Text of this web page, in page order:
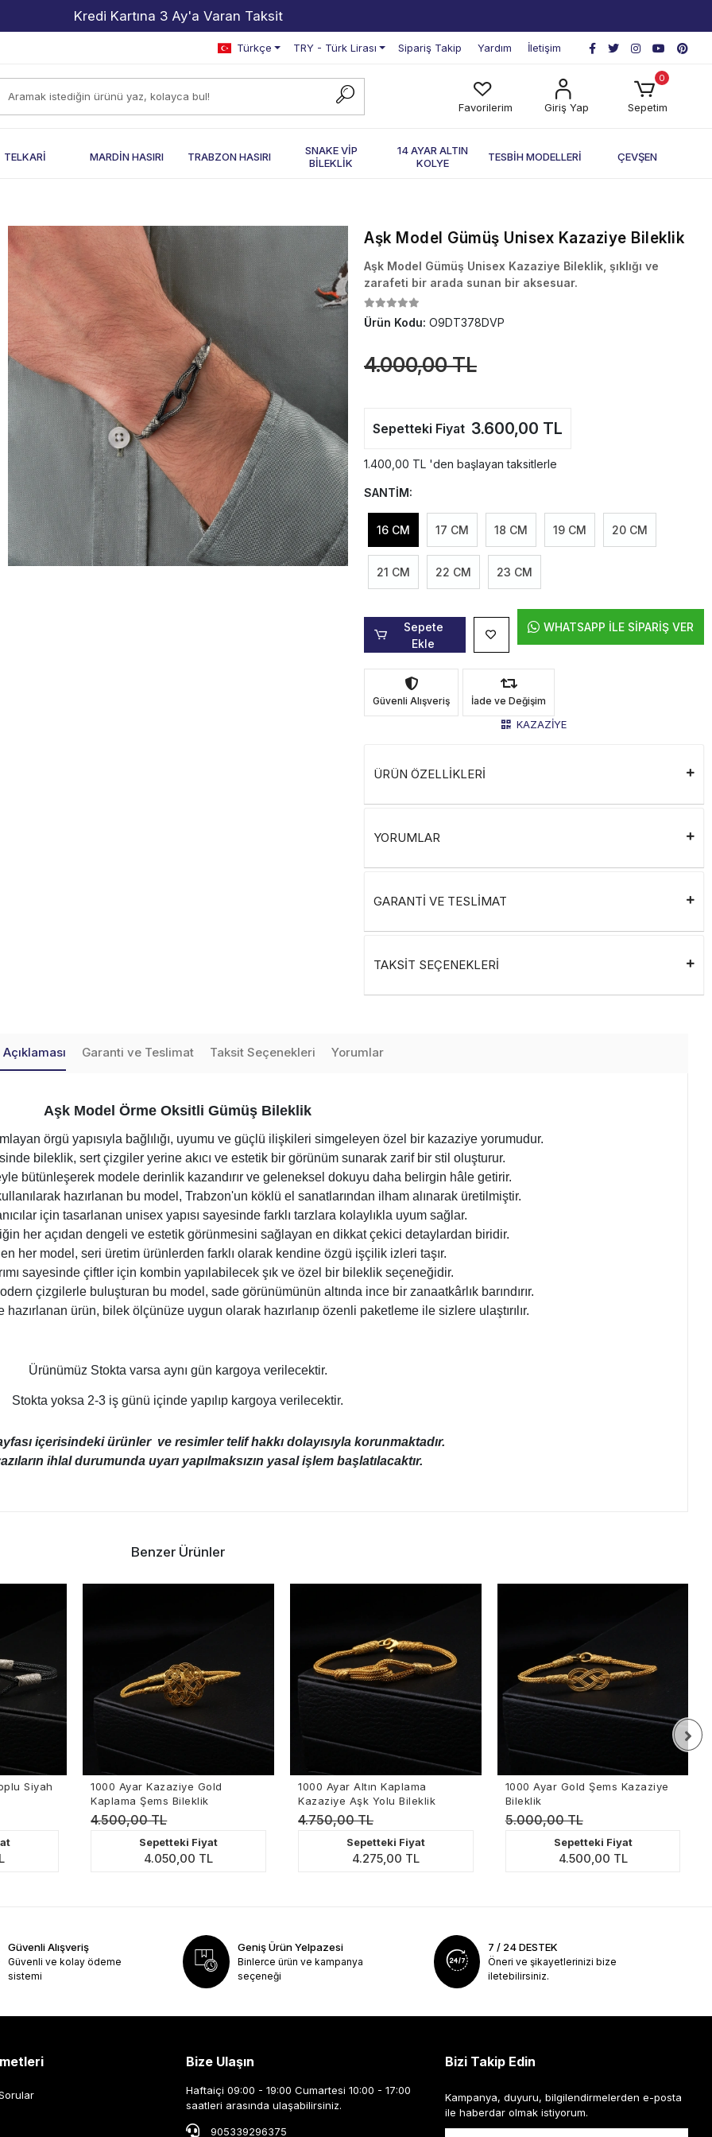
2000 TL ve Üzeri Alışverişlerde Kargo Bedava!
Türkçe TRY - Türk Lirası Sipariş Takip Yardım İletişim
Favorilerim Giriş Yap
0
Sepetim
TELKARİ MARDİN HASIRI TRABZON HASIRI
SNAKE VİP
BİLEKLİK
14 AYAR ALTIN
KOLYE
TESBİH MODELLERİ ÇEVŞEN
Aşk Model Gümüş Unisex Kazaziye Bileklik
Aşk Model Gümüş Unisex Kazaziye Bileklik, şıklığı ve
zarafeti bir arada sunan bir aksesuar.
Ürün Kodu: O9DT378DVP
4.000,00 TL
Sepetteki Fiyat 3.600,00 TL
1.400,00 TL 'den başlayan taksitlerle
SANTİM:
16 CM 17 CM 18 CM 19 CM 20 CM
21 CM 22 CM 23 CM
Sepete
Ekle
WHATSAPP İLE SİPARİŞ VER
Güvenli Alışveriş İade ve Değişim
KAZAZİYE
ÜRÜN ÖZELLİKLERİ
YORUMLAR
GARANTİ VE TESLİMAT
TAKSİT SEÇENEKLERİ
Garanti ve Teslimat Taksit Seçenekleri Yorumlar
Aşk Model Örme Oksitli Gümüş Bileklik
örgü yapısıyla bağlılığı, uyumu ve güçlü ilişkileri simgeleyen özel bir kazaziye yorumudur.
bileklik, sert çizgiler yerine akıcı ve estetik bir görünüm sunarak zarif bir stil oluşturur.
bütünleşerek modele derinlik kazandırır ve geleneksel dokuyu daha belirgin hâle getirir.
hazırlanan bu model, Trabzon'un köklü el sanatlarından ilham alınarak üretilmiştir.
için tasarlanan unisex yapısı sayesinde farklı tarzlara kolaylıkla uyum sağlar.
her açıdan dengeli ve estetik görünmesini sağlayan en dikkat çekici detaylardan biridir.
her model, seri üretim ürünlerden farklı olarak kendine özgü işçilik izleri taşır.
sayesinde çiftler için kombin yapılabilecek şık ve özel bir bileklik seçeneğidir.
çizgilerle buluşturan bu model, sade görünümünün altında ince bir zanaatkârlık barındırır.
ürün, bilek ölçünüze uygun olarak hazırlanıp özenli paketleme ile sizlere ulaştırılır.
Ürünümüz Stokta varsa aynı gün kargoya verilecektir.
Stokta yoksa 2-3 iş günü içinde yapılıp kargoya verilecektir.
içerisindeki ürünler ve resimler telif hakkı dolayısıyla korunmaktadır.
ihlal durumunda uyarı yapılmaksızın yasal işlem başlatılacaktır.
Benzer Ürünler
1000 Ayar Kazaziye Gold
Kaplama Şems Bileklik
4.500,00 TL
Sepetteki Fiyat
4.050,00 TL
1000 Ayar Altın Kaplama
Kazaziye Aşk Yolu Bileklik
4.750,00 TL
Sepetteki Fiyat
4.275,00 TL
1000 Ayar Gold Şems Kazaziye
5.000,00 TL
Sepetteki Fiyat
4.500,00 TL
Gemici
Güvenli Alışveriş
Güvenli ve kolay ödeme
sistemi
Geniş Ürün Yelpazesi
Binlerce ürün ve kampanya
seçeneği
7 / 24 DESTEK
Öneri ve şikayetlerinizi bize
iletebilirsiniz.
Bize Ulaşın
Haftaiçi 09:00 - 19:00 Cumartesi 10:00 - 17:00
saatleri arasında ulaşabilirsiniz.
905339296375
Bizi Takip Edin
Kampanya, duyuru, bilgilendirmelerden e-posta
ile haberdar olmak istiyorum.